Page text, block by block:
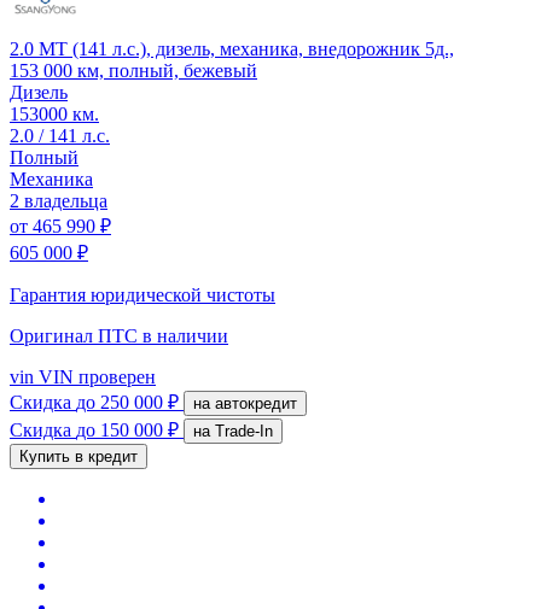
2.0 MT (141 л.с.), дизель, механика, внедорожник 5д.,
153 000 км, полный, бежевый
Дизель
153000 км.
2.0 / 141 л.с.
Полный
Механика
2 владельца
от 465 990 ₽
605 000 ₽
Гарантия юридической чистоты
Оригинал ПТС в наличии
vin VIN проверен
Скидка до 250 000 ₽ на автокредит
Скидка до 150 000 ₽
на Trade-In
Купить в кредит